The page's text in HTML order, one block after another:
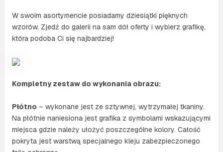
W swoim asortymencie posiadamy dziesiątki pięknych
wzorów. Zjedź do galerii na sam dół oferty i wybierz grafikę,
która podoba Ci się najbardziej!
Kompletny zestaw do wykonania obrazu:
Płótno – wykonane jest ze sztywnej, wytrzymałej tkaniny.
Na płótnie naniesiona jest grafika z symbolami wskazującymi
miejsca gdzie należy ułożyć poszczególne kolory. Całość
pokryta jest warstwą specjalnego kleju zabezpieczonego